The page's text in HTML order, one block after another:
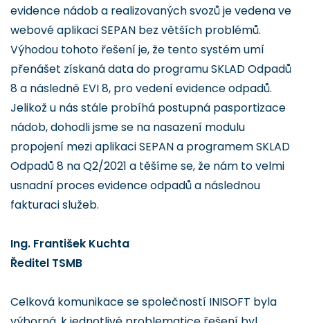
evidence nádob a realizovaných svozů je vedena ve
webové aplikaci SEPAN bez větších problémů.
Výhodou tohoto řešení je, že tento systém umí
přenášet získaná data do programu SKLAD Odpadů
8 a následně EVI 8, pro vedení evidence odpadů.
Jelikož u nás stále probíhá postupná pasportizace
nádob, dohodli jsme se na nasazení modulu
propojení mezi aplikaci SEPAN a programem SKLAD
Odpadů 8 na Q2/2021 a těšíme se, že nám to velmi
usnadní proces evidence odpadů a následnou
fakturaci služeb.
Ing. František Kuchta
Ředitel TSMB
Celková komunikace se společností INISOFT byla